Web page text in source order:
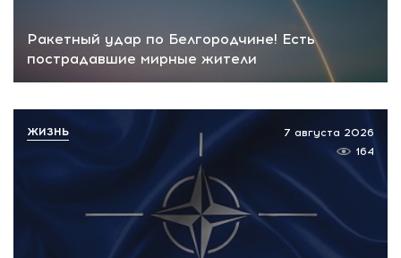
Ракетный удар по Белгородчине! Есть
пострадавшие мирные жители
7 августа 2026
164
ЖИЗНЬ